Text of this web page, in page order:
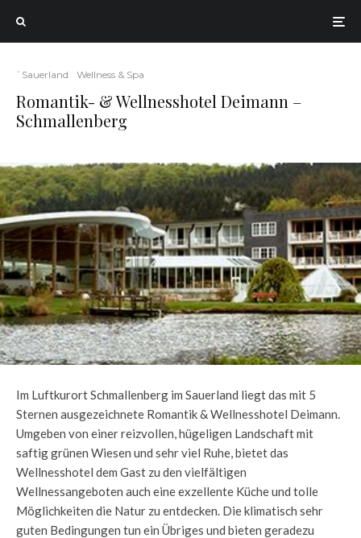
`Sauerland Wellness & Spa
Romantik- & Wellnesshotel Deimann –
Schmallenberg
Im Luftkurort Schmallenberg im Sauerland liegt das mit 5
Sternen ausgezeichnete Romantik & Wellnesshotel Deimann.
Umgeben von einer reizvollen, hügeligen Landschaft mit
saftig grünen Wiesen und sehr viel Ruhe, bietet das
Wellnesshotel dem Gast zu den vielfältigen
Wellnessangeboten auch eine exzellente Küche und tolle
Möglichkeiten die Natur zu entdecken. Die klimatisch sehr
guten Bedingungen tun ein Übriges und bieten geradezu